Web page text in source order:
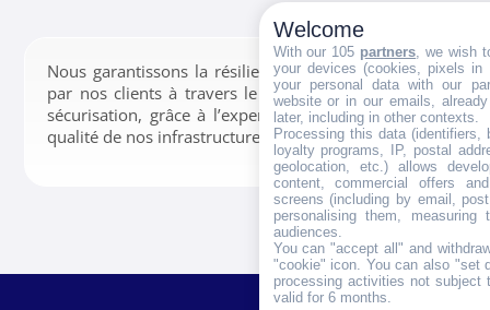
Nous garantissons la résilience des données confiées
par nos clients à travers le stockage, la gestion et la
sécurisation, grâce à l’expertise de nos équipes et la
qualité de nos infrastructures.
Welcome
With our 105 partners , we wish
your devices (cookies, pixels
your personal data with our
website or in our emails,
later, including in other contexts.
Processing this data (identifiers,
loyalty programs, IP, postal
geolocation, etc.) allows
content, commercial offers
screens (including by email,
personalising them, measuring
audiences.
You can "accept all" and
"cookie" icon . You can also "set
processing activities not subject
valid for 6 months.